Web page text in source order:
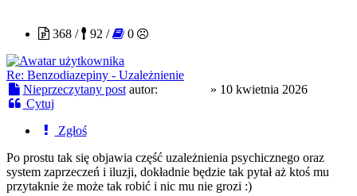
368 /
92 / 0
Re: Benzodiazepiny - Uzależnienie
Nieprzeczytany post autor: » 10 kwietnia 2026
Cytuj
Zgłoś
Po prostu tak się objawia część uzależnienia psychicznego oraz
system zaprzeczeń i iluzji, dokładnie będzie tak pytał aż ktoś mu
przytaknie że może tak robić i nic mu nie grozi :)